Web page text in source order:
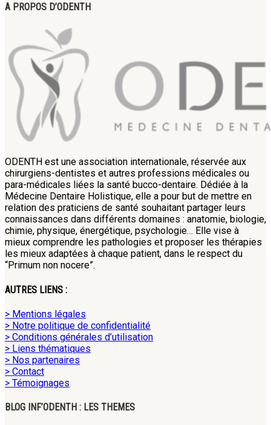
A PROPOS D’ODENTH
ODENTH est une association internationale, réservée aux
chirurgiens-dentistes et autres professions médicales ou
para-médicales liées la santé bucco-dentaire. Dédiée à la
Médecine Dentaire Holistique, elle a pour but de mettre en
relation des praticiens de santé souhaitant partager leurs
connaissances dans différents domaines : anatomie, biologie,
chimie, physique, énergétique, psychologie… Elle vise à
mieux comprendre les pathologies et proposer les thérapies
les mieux adaptées à chaque patient, dans le respect du
“Primum non nocere”.
AUTRES LIENS :
> Mentions légales
> Notre politique de confidentialité
> Conditions générales d’utilisation
> Liens thématiques
> Nos partenaires
> Contact
> Témoignages
BLOG INF’ODENTH : LES THEMES